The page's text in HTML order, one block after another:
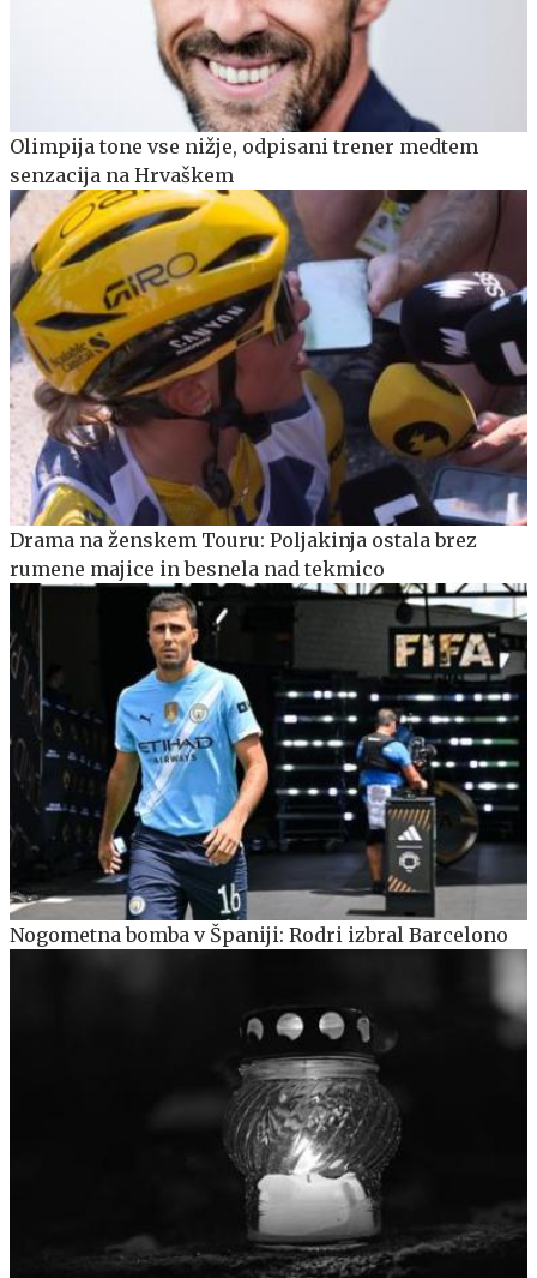
Olimpija tone vse nižje, odpisani trener medtem
senzacija na Hrvaškem
Drama na ženskem Touru: Poljakinja ostala brez
rumene majice in besnela nad tekmico
Nogometna bomba v Španiji: Rodri izbral Barcelono